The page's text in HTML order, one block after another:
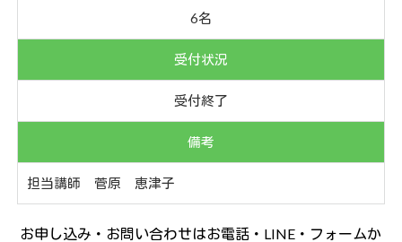
6名
受付状況
受付終了
備考
担当講師 菅原 恵津子
お申し込み・お問い合わせはお電話・LINE・フォームか